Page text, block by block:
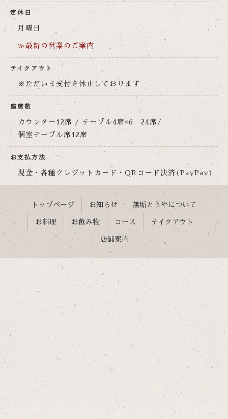
定休日
月曜日
≫最新の営業のご案内
テイクアウト
※ただいま受付を休止しております
座席数
カウンター12席 / テーブル4席×6 24席/
個室テーブル席12席
お支払方法
現金・各種クレジットカード・QRコード決済(PayPay)
トップページ お知らせ 無垢とうやについて
お料理 お飲み物 コース テイクアウト
店舗案内